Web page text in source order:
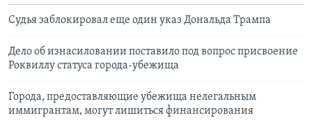
Судья заблокировал еще один указ Дональда Трампа
Дело об изнасиловании поставило под вопрос присвоение
Роквиллу статуса города-убежища
Города, предоставляющие убежища нелегальным
иммигрантам, могут лишиться финансирования